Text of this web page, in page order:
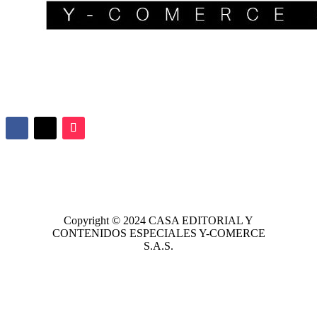
Copyright © 2024 CASA EDITORIALY
CONTENIDOS ESPECIALES Y-COMERCE
S.A.S.